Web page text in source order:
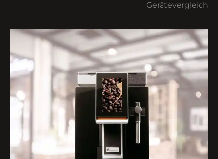
Gerätevergleich